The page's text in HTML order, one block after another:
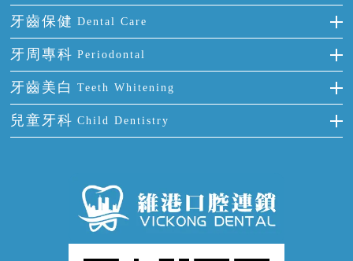
半口缺失
全口缺失
牙齒擁擠
牙齒前突
牙齒稀疏
烤瓷牙
氟斑牙
四環素牙
活動假牙
牙貼面
補牙
智齒
根管治療
拔牙
牙痛
牙齒保健 Dental Care
正確刷牙
全國愛牙日
預防牙病
牙科通識
牙周專科 Periodontal
牙周炎
牙齦出血
牙齦炎
牙齦萎縮
牙齒美白 Teeth Whitening
冷光美白
兒童牙科 Child Dentistry